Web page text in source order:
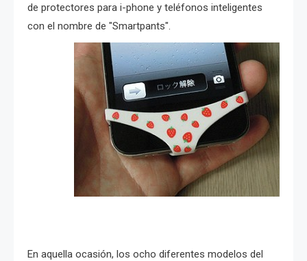
de protectores para i-phone y teléfonos inteligentes
con el nombre de "Smartpants".
En aquella ocasión, los ocho diferentes modelos del